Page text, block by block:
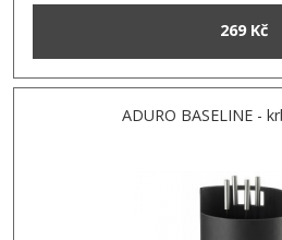
269 Kč
ADURO BASELINE -